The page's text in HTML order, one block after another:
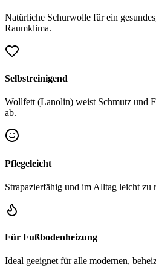
Natürliche Schurwolle für ein
Raumklima.
Selbstreinigend
Wollfett (Lanolin) weist Schmutz und
ab.
Pflegeleicht
Strapazierfähig und im Alltag leicht zu
Für Fußbodenheizung
Ideal geeignet für alle modernen,